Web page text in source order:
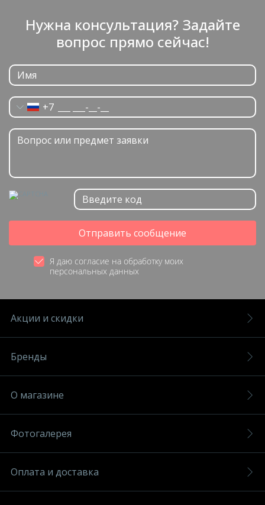
Нужна консультация? Задайте
вопрос прямо сейчас!
+7
Отправить сообщение
Я даю согласие на обработку моих
персональных данных
Акции и скидки
Бренды
О магазине
Фотогалерея
Оплата и доставка